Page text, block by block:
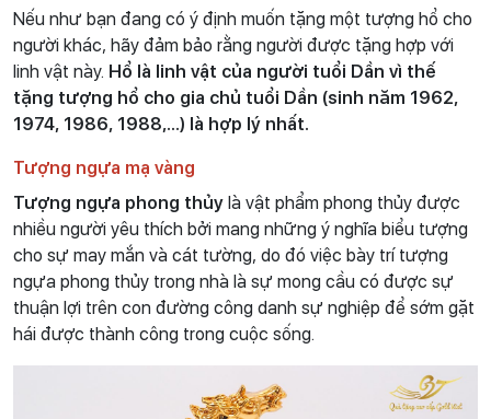
Nếu như bạn đang có ý định muốn tặng một tượng hổ cho
người khác, hãy đảm bảo rằng người được tặng hợp với
linh vật này. Hổ là linh vật của người tuổi Dần vì thế
tặng tượng hổ cho gia chủ tuổi Dần (sinh năm 1962,
1974, 1986, 1988,...) là hợp lý nhất.
Tượng ngựa mạ vàng
Tượng ngựa phong thủy là vật phẩm phong thủy được
nhiều người yêu thích bởi mang những ý nghĩa biểu tượng
cho sự may mắn và cát tường, do đó việc bày trí tượng
ngựa phong thủy trong nhà là sự mong cầu có được sự
thuận lợi trên con đường công danh sự nghiệp để sớm gặt
hái được thành công trong cuộc sống.